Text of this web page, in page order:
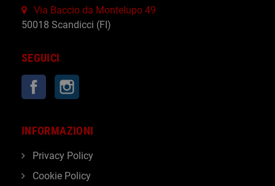
Via Baccio da Montelupo 49
50018 Scandicci (FI)
SEGUICI
Facebook
INFORMAZIONI
Privacy Policy
Cookie Policy